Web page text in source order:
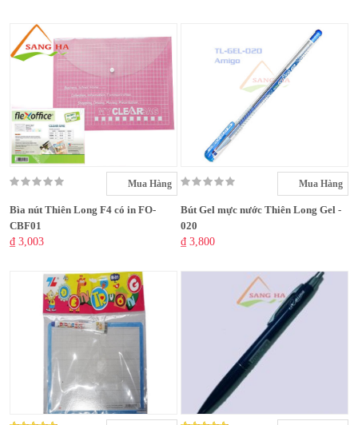
Mua Hàng
Bìa nút Thiên Long F4 có in FO-
CBF01
₫ 3,003
Mua Hàng
Bút Gel mực nước Thiên Long Gel -
020
₫ 3,800